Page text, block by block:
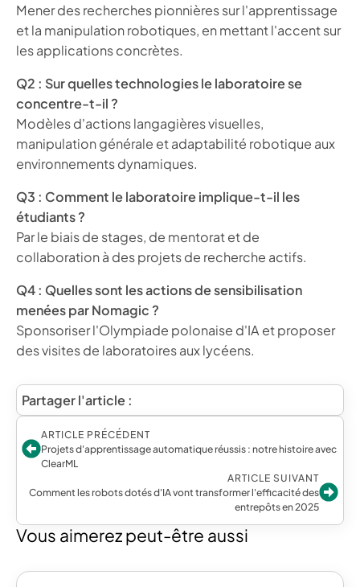
Mener des recherches pionnières sur l'apprentissage
et la manipulation robotiques, en mettant l'accent sur
les applications concrètes.
Q2 : Sur quelles technologies le laboratoire se
concentre-t-il ?
Modèles d'actions langagières visuelles,
manipulation générale et adaptabilité robotique aux
environnements dynamiques.
Q3 : Comment le laboratoire implique-t-il les
étudiants ?
Par le biais de stages, de mentorat et de
collaboration à des projets de recherche actifs.
Q4 : Quelles sont les actions de sensibilisation
menées par Nomagic ?
Sponsoriser l'Olympiade polonaise d'IA et proposer
des visites de laboratoires aux lycéens.
Partager l'article :
ARTICLE PRÉCÉDENT
Projets d'apprentissage automatique réussis : notre histoire avec
ClearML
ARTICLE SUIVANT
Comment les robots dotés d'IA vont transformer l'efficacité des
entrepôts en 2025
Vous aimerez peut-être aussi